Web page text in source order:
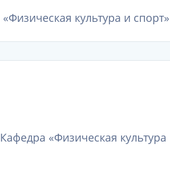
культура и спорт»
«Физическая культура